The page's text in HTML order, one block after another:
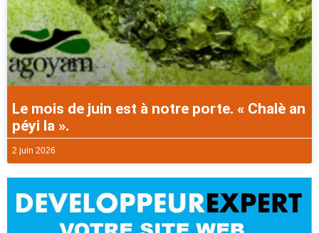
Le mois de juin est à notre porte. « Chalè an
péyi la ».
2 juin 2026